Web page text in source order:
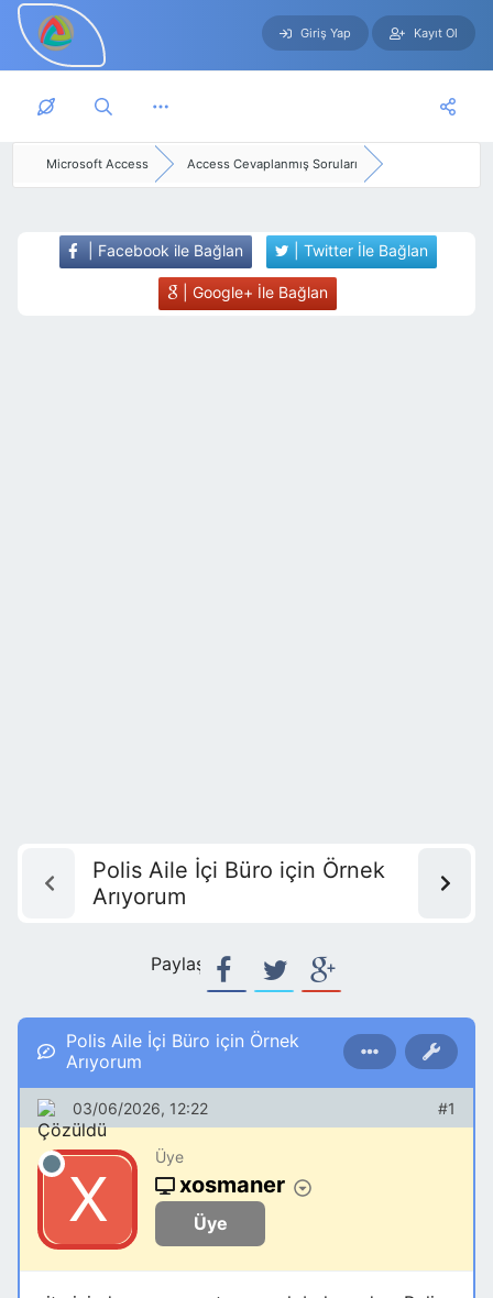
Skip to main content
Giriş Yap Kayıt Ol
Microsoft Access Access Cevaplanmış Soruları
| Facebook ile Bağlan | Twitter İle Bağlan
| Google+ İle Bağlan
Polis Aile İçi Büro için Örnek
Arıyorum
Paylaş:
Polis Aile İçi Büro için Örnek
Arıyorum
03/06/2026, 12:22 #1
Üye
xosmaner
Üye